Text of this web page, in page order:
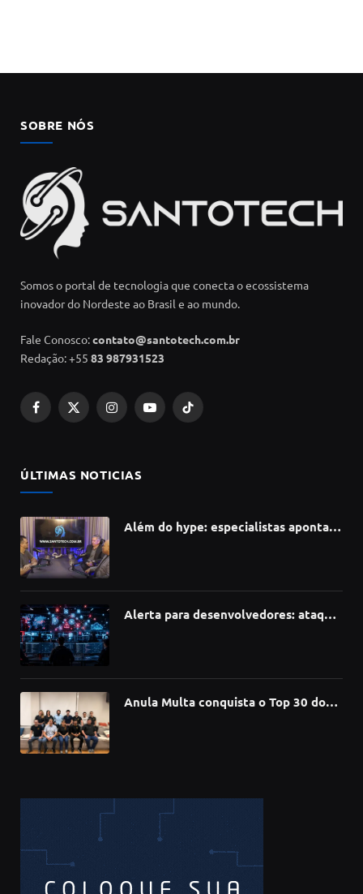
SOBRE NÓS
Somos o portal de tecnologia que conecta o ecossistema
inovador do Nordeste ao Brasil e ao mundo.
Fale Conosco:contato@santotech.com.br
Redação: +55 83 987931523
Facebook
X
InstagramYouTubeTikTok
ÚLTIMAS NOTICIAS
Além do hype: especialistas apontam
Alerta para desenvolvedores: ataque
Anula Multa conquista o Top 30 do